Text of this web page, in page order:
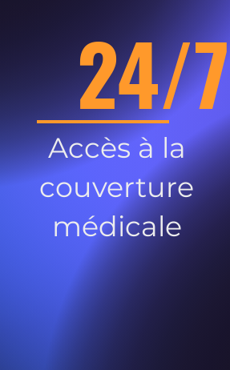
24/7
Accès à la
couverture
médicale